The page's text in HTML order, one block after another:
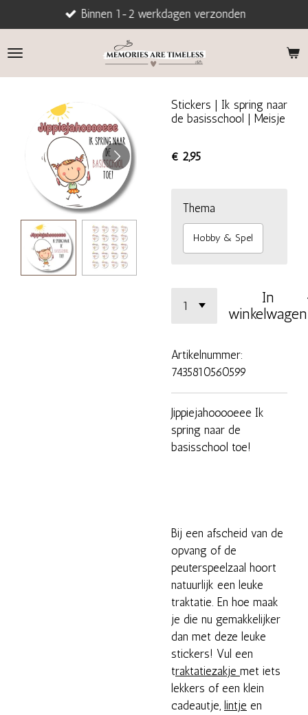
direct
naar
Binnen 1-2 werkdagen verzonden
Stickers | Ik spring naar
de basisschool | Meisje
€ 2,95
Thema
Hobby & Spel
In
winkelwagen
Artikelnummer:
7435810560599
Jippiejahooooeee Ik
spring naar de
basisschool toe!
Bij een afscheid van de
opvang of de
peuterspeelzaal hoort
natuurlijk een leuke
traktatie. En hoe maak
je die nu gemakkelijker
dan met deze leuke
stickers! Vul een
traktatiezakje met iets
lekkers of een klein
cadeautje, lintje en